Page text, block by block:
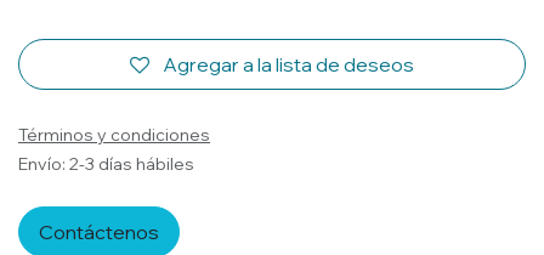
Agregar a la lista de deseos
Términos y condiciones
Envío: 2-3 días hábiles
Contáctenos